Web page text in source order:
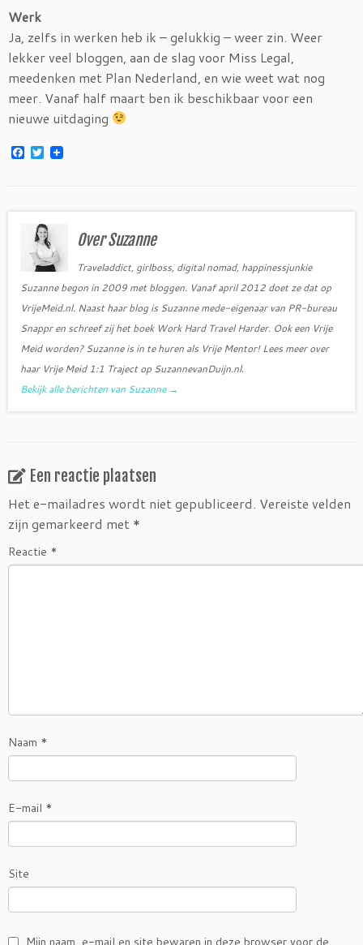
Werk
Ja, zelfs in werken heb ik – gelukkig – weer zin. Weer
lekker veel bloggen, aan de slag voor Miss Legal,
meedenken met Plan Nederland, en wie weet wat nog
meer. Vanaf half maart ben ik beschikbaar voor een
nieuwe uitdaging
F
o
T
w
e
r
Over Suzanne
Traveladdict, girlboss, digital nomad, happinessjunkie
Suzanne begon in 2009 met bloggen. Vanaf april 2012 doet ze dat op
VrijeMeid.nl. Naast haar blog is Suzanne mede-eigenaar van PR-bureau
Snappr en schreef zij het boek Work Hard Travel Harder. Ook een Vrije
Meid worden? Suzanne is in te huren als Vrije Mentor! Lees meer over
haar Vrije Meid 1:1 Traject op SuzannevanDuijn.nl.
Bekijk alle berichten van Suzanne →
Een reactie plaatsen
Het e-mailadres wordt niet gepubliceerd. Vereiste velden
zijn gemarkeerd met *
Reactie *
Naam *
E-mail *
Site
Mijn naam, e-mail en site bewaren in deze browser voor de